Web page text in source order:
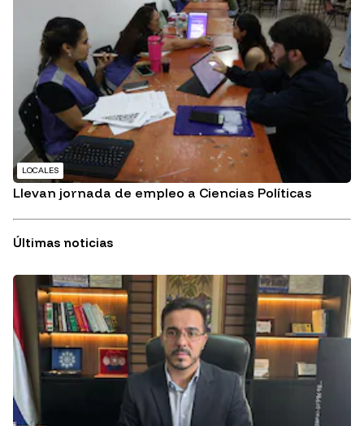
LOCALES
Llevan jornada de empleo a Ciencias Políticas
Últimas noticias